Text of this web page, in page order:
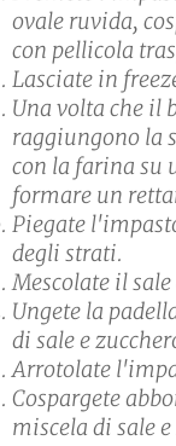
ovale ruvida,
con pellicola
Lasciate in
Una volta che il
raggiungono la
con la farina su
formare un
Piegate
degli strati.
Mescolate il
Ungete la
di sale e
Arrotolate
Cospargete
miscela di sale